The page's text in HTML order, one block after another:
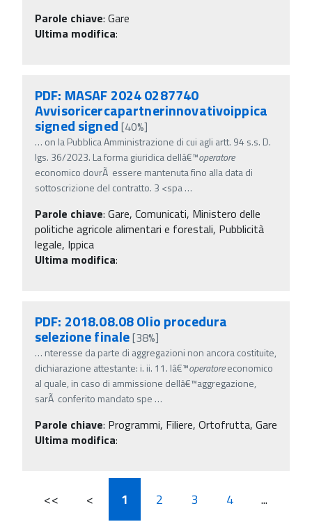
Parole chiave: Gare
Ultima modifica:
PDF: MASAF 2024 0287740
Avvisoricercapartnerinnovativoippica
signed signed [40%]
… on la Pubblica Amministrazione di cui agli artt. 94 s.s. D.
lgs. 36/2023. La forma giuridica dellâ€™operatore
economico dovrÃ essere mantenuta fino alla data di
sottoscrizione del contratto. 3 <spa…
Parole chiave: Gare, Comunicati, Ministero delle
politiche agricole alimentari e forestali, Pubblicità
legale, Ippica
Ultima modifica:
PDF: 2018.08.08 Olio procedura
selezione finale[38%]
… nteresse da parte di aggregazioni non ancora costituite,
dichiarazione attestante: i. ii. 11. lâ€™operatoreeconomico
al quale, in caso di ammissione dellâ€™aggregazione,
sarÃ conferito mandato spe …
Parole chiave: Programmi, Filiere, Ortofrutta, Gare
Ultima modifica:
<< < 1 2 3 4 ...